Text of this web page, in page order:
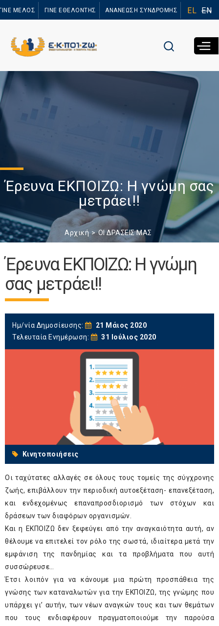
προς το
ΜΕΛΟΣ ΓΙΝΕ ΕΘΕΛΟΝΤΗΣ ΑΝΑΝΕΩΣΗ ΣΥΝΔΡΟΜΗΣ EL EN
Έρευνα ΕΚΠΟΙΖΩ: Η γνώμη σας
μετράει!!
Αρχική ΟΙ ΔΡΑΣΕΙΣ ΜΑΣ
Έρευνα ΕΚΠΟΙΖΩ: Η γνώμη
σας μετράει!!
Ημ/νία Δημοσίευσης:
21 Μάιος 2020
Τελευταία Ενημέρωση:
31 Ιούλιος 2020
Κινητοποιήσεις
Οι ταχύτατες αλλαγές σε όλους τους τομείς της σύγχρονης
ζωής, επιβάλλουν την περιοδική αυτοεξέταση- επανεξέταση,
και ενδεχομένως επαναπροσδιορισμό των στόχων και
δράσεων των διαφόρων οργανισμών.
Και η ΕΚΠΟΙΖΩ δεν ξεφεύγει από την αναγκαιότητα αυτή, αν
θέλουμε να επιτελεί τον ρόλο της σωστά, ιδιαίτερα μετά την
εμφάνιση της πανδημίας και τα προβλήματα που αυτή
συσσώρευσε…
Έτσι λοιπόν για να κάνουμε μια πρώτη προσπάθεια της
γνώσης των καταναλωτών για την ΕΚΠΟΙΖΩ, της γνώμης που
υπάρχει γι’ αυτήν, των νέων αναγκών τους και των θεμάτων
που τους ενδιαφέρουν πραγματοποιούμε την παρούσα